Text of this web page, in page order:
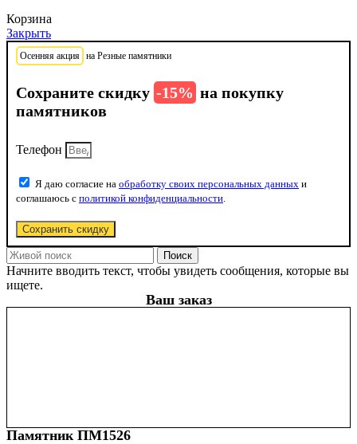
Корзина
Закрыть
Осенняя акция на Резные памятники
Сохраните скидку -15% на покупку
памятников
Телефон
Я даю согласие на обработку своих персональных данных и
соглашаюсь с политикой конфиденциальности
Сохранить скидку
Поиск
Начните вводить текст, чтобы увидеть сообщения, которые вы
ищете.
Ваш заказ
Памятник ПМ1526